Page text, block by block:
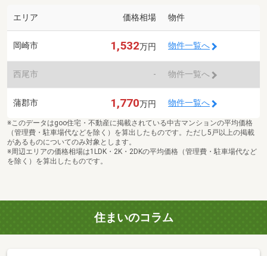
エリア 価格相場 物件
岡崎市 1,532万円 物件一覧へ
西尾市 - 物件一覧へ
蒲郡市 1,770万円 物件一覧へ
※このデータはgoo住宅・不動産に掲載されている中古マンションの平均価格
（管理費・駐車場代などを除く）を算出したものです。ただし5戸以上の掲載
があるものについてのみ対象とします。
※周辺エリアの価格相場は1LDK・2K・2DKの平均価格（管理費・駐車場代など
を除く）を算出したものです。
住まいのコラム